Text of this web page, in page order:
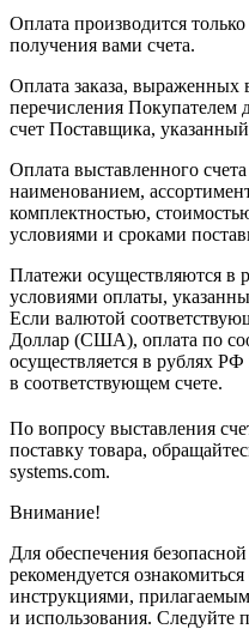
Оплата производится
получения вами счета.
Оплата заказа, выраженных
перечисления Покупателем
счет Поставщика, указанный
Оплата выставленного
наименованием,
комплектностью,
условиями и сроками
Платежи осуществляются в
условиями оплаты,
Если валютой
Доллар (США), оплата по
осуществляется в рублях
в соответствующем cчете.
По вопросу выставления
поставку товара,
systems.com.
Внимание!
Для обеспечения
рекомендуется
инструкциями,
и использования. Следуйте